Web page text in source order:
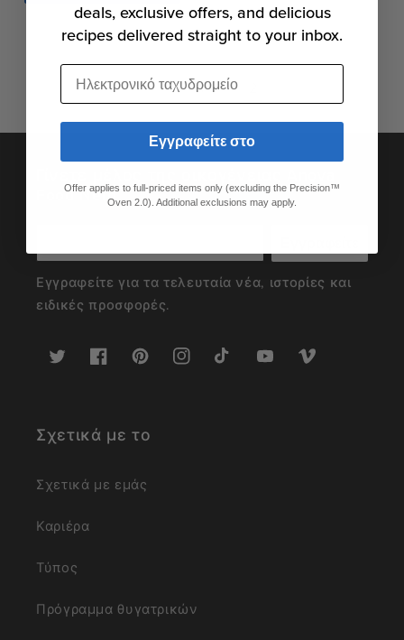
1
Food Nerd
Εγγραφείτε για τα τελευταία νέα, ιστορίες και
ειδικές προσφορές.
Twitter FacebookPinterestInstagramTikTok YouTubeVimeo
Σχετικά με το
Σχετικά με εμάς
Καριέρα
Τύπος
Πρόγραμμα θυγατρικών
deals, exclusive offers, and delicious
recipes delivered straight to your inbox.
Ηλεκτρονικό ταχυδρομείο
Εγγραφείτε στο
Offer applies to full-priced items only (excluding the Precision™
Oven 2.0). Additional exclusions may apply.